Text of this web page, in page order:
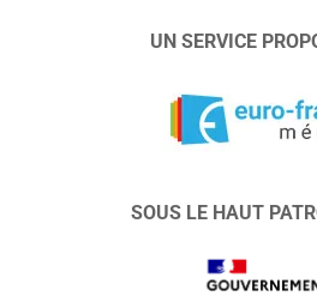
UN SERVICE
SOUS LE HAUT